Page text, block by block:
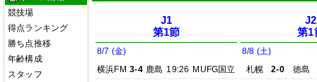
競技場
得点ランキング
勝ち点推移
年齢構成
スタッフ
J1
第1節
8/7 (金)
横浜FM 3-4 鹿島 19:26 MUFG国立
J2
第1
8/8 (土)
札幌
2-0
徳島